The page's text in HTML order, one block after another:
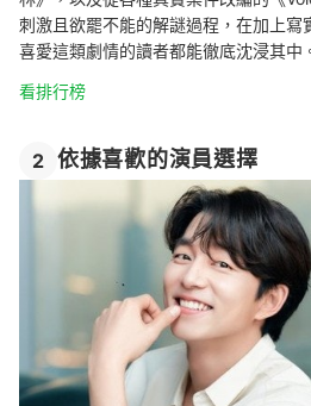
刺激且欲罷不能的解謎過程，在加上寫
喜愛這類劇情的讀者都能徹底沈浸其中
看排行榜
2 依據喜歡的演員選擇